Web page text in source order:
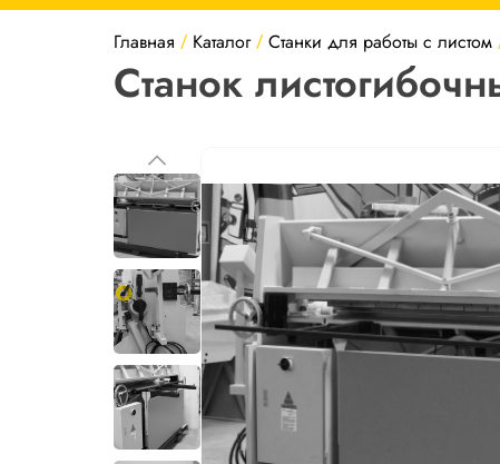
Главная / Каталог / Станки для работы с листом
Станок